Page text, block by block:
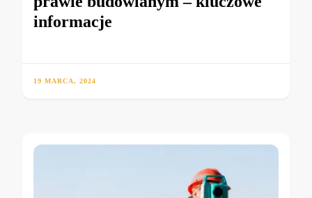
informacje
19 MARCA, 2024